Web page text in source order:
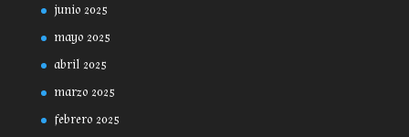
junio 2025
mayo 2025
abril 2025
marzo 2025
febrero 2025